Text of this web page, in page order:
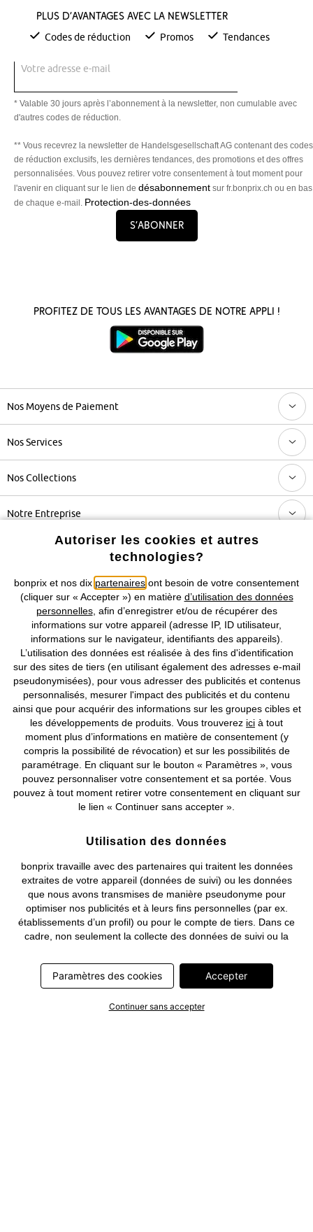
Plus d’avantages avec la newsletter
Codes de réduction Promos Tendances
Votre adresse e-mail
* Valable 30 jours après l’abonnement à la newsletter, non cumulable avec
d'autres codes de réduction.
** Vous recevrez la newsletter de Handelsgesellschaft AG contenant des codes
de réduction exclusifs, les dernières tendances, des promotions et des offres
personnalisées. Vous pouvez retirer votre consentement à tout moment pour
l'avenir en cliquant sur le lien de désabonnement sur fr.bonprix.ch ou en bas
de chaque e-mail. Protection-des-données
S’abonner
Profitez de tous les avantages de notre appli !
Nos Moyens de Paiement
Nos Services
Nos Collections
Notre Entreprise
Retrouvez bonprix sur
Prix indiqués TVA comprise avec en susfrais de port & de service
CGV Données personnelles Paramètres des cookies
Mentions légales Résilier le contrat
©2026 bonprix.Tous droits réservés.
Deutsch Français
Autoriser les cookies et autres
technologies?
bonprix et nos dix partenaires ont besoin de votre consentement
(cliquer sur « Accepter ») en matière d’utilisation des données
personnelles, afin d’enregistrer et/ou de récupérer des
informations sur votre appareil (adresse IP, ID utilisateur,
informations sur le navigateur, identifiants des appareils).
L’utilisation des données est réalisée à des fins d'identification
sur des sites de tiers (en utilisant également des adresses e-mail
pseudonymisées), pour vous adresser des publicités et contenus
personnalisés, mesurer l'impact des publicités et du contenu
ainsi que pour acquérir des informations sur les groupes cibles et
les développements de produits. Vous trouverez ici à tout
moment plus d’informations en matière de consentement (y
compris la possibilité de révocation) et sur les possibilités de
paramétrage. En cliquant sur le bouton « Paramètres », vous
pouvez personnaliser votre consentement et sa portée. Vous
pouvez à tout moment retirer votre consentement en cliquant sur
le lien « Continuer sans accepter ».
Utilisation des données
bonprix travaille avec des partenaires qui traitent les données
extraites de votre appareil (données de suivi) ou les données
que nous avons transmises de manière pseudonyme pour
optimiser nos publicités et à leurs fins personnelles (par ex.
établissements d’un profil) ou pour le compte de tiers. Dans ce
cadre, non seulement la collecte des données de suivi ou la
le traitement ultérieur de ces données par ce prestataire
nécessitent un consentement. Les données de suivi seront alors
collectées ou vos données pseudonymisées seront alors
transmises seulement si vous avez cliqué préalablement sur le
Paramètres des cookies Accepter
Continuer sans accepter